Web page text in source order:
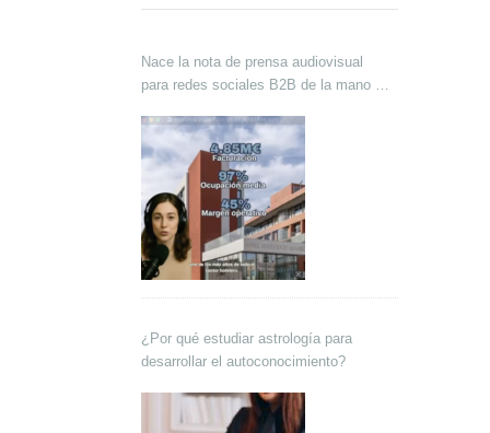
Nace la nota de prensa audiovisual
para redes sociales B2B de la mano de
¿Por qué estudiar astrología para
desarrollar el autoconocimiento?